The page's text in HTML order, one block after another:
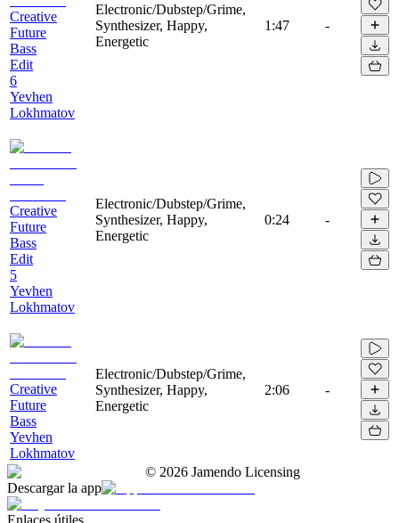
Creative
Future
Bass
Edit
6
Yevhen
Lokhmatov
Electronic/Dubstep/Grime,
Synthesizer, Happy,
Energetic
1:47 -
Creative
Future
Bass
Edit
5
Yevhen
Lokhmatov
Electronic/Dubstep/Grime,
Synthesizer, Happy,
Energetic
0:24 -
Creative
Future
Bass
Yevhen
Lokhmatov
Electronic/Dubstep/Grime,
Synthesizer, Happy,
Energetic
2:06 -
© 2026 Jamendo Licensing
Descargar la app
Enlaces útiles